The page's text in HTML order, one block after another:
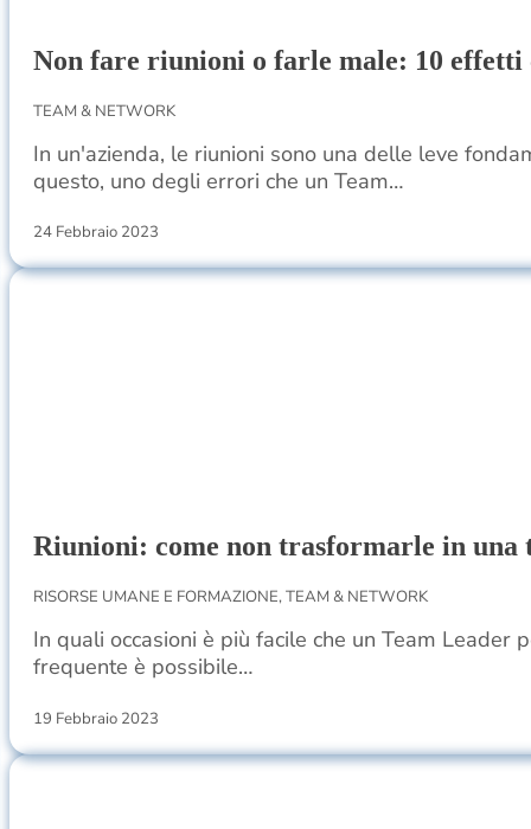
Non fare riunioni o farle male: 10
TEAM & NETWORK
In un'azienda, le riunioni sono una delle leve
questo, uno degli errori che un Team…
24 Febbraio 2023
Riunioni: come non trasformarle in una
RISORSE UMANE E FORMAZIONE, TEAM & NETWORK
In quali occasioni è più facile che un Team Leader
frequente è possibile…
19 Febbraio 2023